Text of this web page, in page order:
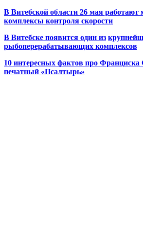
В Витебской области 26 мая работают
комплексы контроля скорости
В Витебске появится один из
рыбоперерабатывающих комплексов
10 интересных фактов про Франциска
печатный «Псалтырь»